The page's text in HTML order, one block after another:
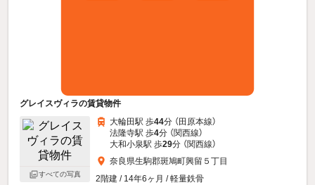
グレイスヴィラの賃貸物件
すべての写真
大輪田駅 歩44分 （田原本線）
法隆寺駅 歩4分 （関西線）
大和小泉駅 歩29分 （関西線）
奈良県生駒郡斑鳩町興留５丁目
2階建 / 14年6ヶ月 / 軽量鉄骨